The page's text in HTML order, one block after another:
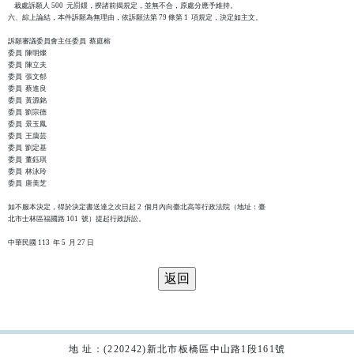
    裁處訴願人 500  元罰鍰，揆諸前揭規定，並無不合，原處分應予維持。
六、綜上論結，本件訴願為無理由，依訴願法第 79 條第 1  項規定，決定如主文。
訴願審議委員會主任委員  蔡庭榕
委員  陳明燦
委員  陳立夫
委員  張文郁
委員  蔡進良
委員  黃源銘
委員  劉宗德
委員  景玉鳳
委員  王藹芸
委員  劉定基
委員  董鈺琪
委員  林泳玲
委員  唐美芝
如不服本決定，得於決定書送達之次日起 2  個月內向臺北高等行政法院（地址：臺
北市士林區福國路 101  號）提起行政訴訟。
地 址：(220242)新北市板橋區中山路1段161號